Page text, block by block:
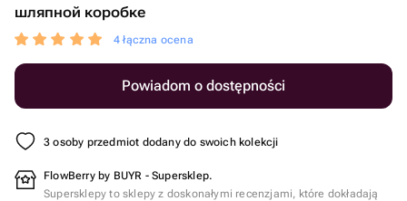
шляпной коробке
4 łączna ocena
Powiadom o dostępności
3 osoby przedmiot dodany do swoich kolekcji
FlowBerry by BUYR - Supersklep.
Supersklepy to sklepy z doskonałymi recenzjami, które dokładają